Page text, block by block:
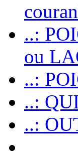
..:
ou
..:
..:
..: